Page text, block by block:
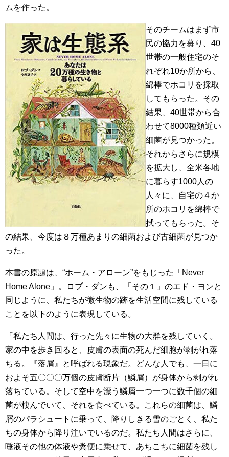
ムを作った。
そのチームはまず市
民の協力を募り、40
世帯の一般住宅のそ
れぞれ10か所から、
綿棒でホコリを採取
してもらった。その
結果、40世帯から合
わせて8000種類近い
細菌が見つかった。
それからさらに規模
を拡大し、全米各地
に暮らす1000人の
人々に、自宅の４か
所のホコリを綿棒で
拭ってもらった。そ
の結果、今度は８万種あまりの細菌および古細菌が見つか
った。
本書の原題は、“ホーム・アローン”をもじった「Never
Home Alone」。ロブ・ダンも、「その１」のエド・ヨンと
同じように、私たちが微生物の跡を生活空間に残している
ことを以下のように表現している。
「私たち人間は、行った先々に生物の大群を残していく。
家の中を歩き回ると、皮膚の表面の死んだ細胞が剥がれ落
ちる。『落屑』と呼ばれる現象だ。どんな人でも、一日に
およそ五〇〇〇万個の皮膚断片（鱗屑）が身体から剥がれ
落ちている。そして空中を漂う鱗屑一つ一つに数千個の細
菌が棲んでいて、それを食べている。これらの細菌は、鱗
屑のパラシュートに乗って、降りしきる雪のごとく、私た
ちの身体から降り注いでいるのだ。私たち人間はさらに、
唾液その他の体液や糞便に乗せて、あちこちに細菌を残し